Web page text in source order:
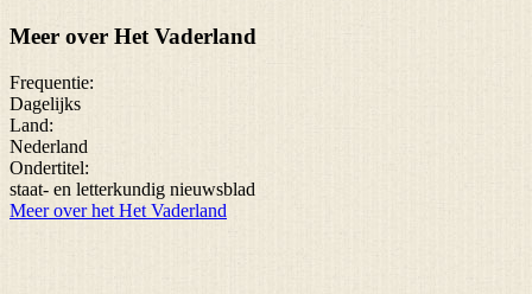
Meer over Het Vaderland
Frequentie:
Dagelijks
Land:
Nederland
Ondertitel:
staat- en letterkundig nieuwsblad
Meer over het Het Vaderland